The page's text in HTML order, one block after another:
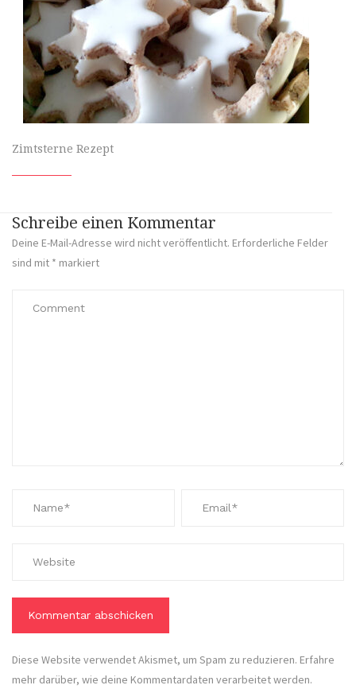
Zimtsterne Rezept
Schreibe einen Kommentar
Deine E-Mail-Adresse wird nicht veröffentlicht. Erforderliche Felder
sind mit * markiert
Diese Website verwendet Akismet, um Spam zu reduzieren. Erfahre
mehr darüber, wie deine Kommentardaten verarbeitet werden.